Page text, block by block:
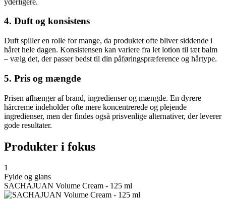
4. Duft og konsistens
Duft spiller en rolle for mange, da produktet ofte bliver siddende i
håret hele dagen. Konsistensen kan variere fra let lotion til tæt balm
– vælg det, der passer bedst til din påføringspræference og hårtype.
5. Pris og mængde
Prisen afhænger af brand, ingredienser og mængde. En dyrere
hårcreme indeholder ofte mere koncentrerede og plejende
ingredienser, men der findes også prisvenlige alternativer, der leverer
gode resultater.
Produkter i fokus
1
Fylde og glans
SACHAJUAN Volume Cream - 125 ml